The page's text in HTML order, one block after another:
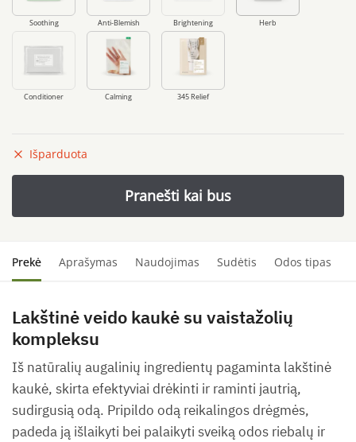
Soothing Anti-Blemish Brightening Herb
Conditioner Calming 345 Relief
Išparduota
Prekė Aprašymas Naudojimas Sudėtis Odos tipas
Lakštinė veido kaukė su vaistažolių
kompleksu
Iš natūralių augalinių ingredientų pagaminta lakštinė
kaukė, skirta efektyviai drėkinti ir raminti jautrią,
sudirgusią odą. Pripildo odą reikalingos drėgmės,
padeda ją išlaikyti bei palaikyti sveiką odos riebalų ir